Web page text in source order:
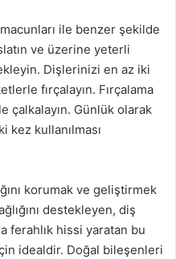
ile benzer şekilde
ve üzerine yeterli
Dişlerinizi en az iki
fırçalayın. Fırçalama
çalkalayın. Günlük olarak
kez kullanılması
korumak ve geliştirmek
destekleyen, diş
ferahlık hissi yaratan bu
idealdir. Doğal bileşenleri